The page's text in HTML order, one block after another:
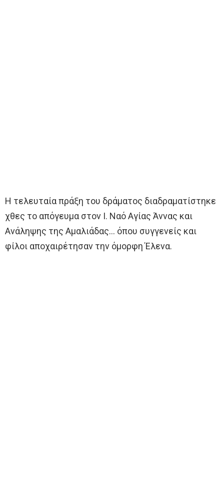
Η τελευταία πράξη του δράματος διαδραματίστηκε
χθες το απόγευμα στον Ι. Ναό Αγίας Άννας και
Ανάληψης της Αμαλιάδας… όπου συγγενείς και
φίλοι αποχαιρέτησαν την όμορφη Έλενα.